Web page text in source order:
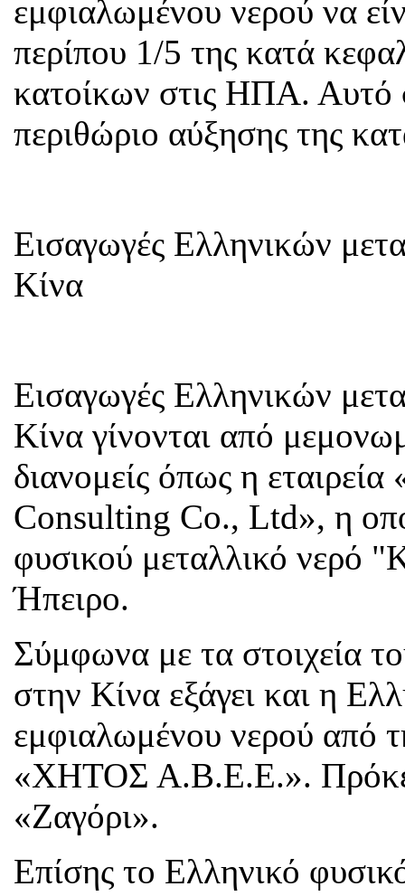
εμφιαλωμένου νερού να
περίπου 1/5 της κατά
κατοίκων στις ΗΠΑ. Αυτό
περιθώριο αύξησης της
Εισαγωγές Ελληνικών
Κίνα
Εισαγωγές Ελληνικών
Κίνα γίνονται από
διανομείς όπως η
Consulting Co., Ltd», η
φυσικού μεταλλικό νερό
Ήπειρο.
Σύμφωνα με τα στοιχεία
στην Κίνα εξάγει και η
εμφιαλωμένου νερού από
«ΧΗΤΟΣ Α.Β.Ε.Ε.».
«Ζαγόρι».
Επίσης το Ελληνικό